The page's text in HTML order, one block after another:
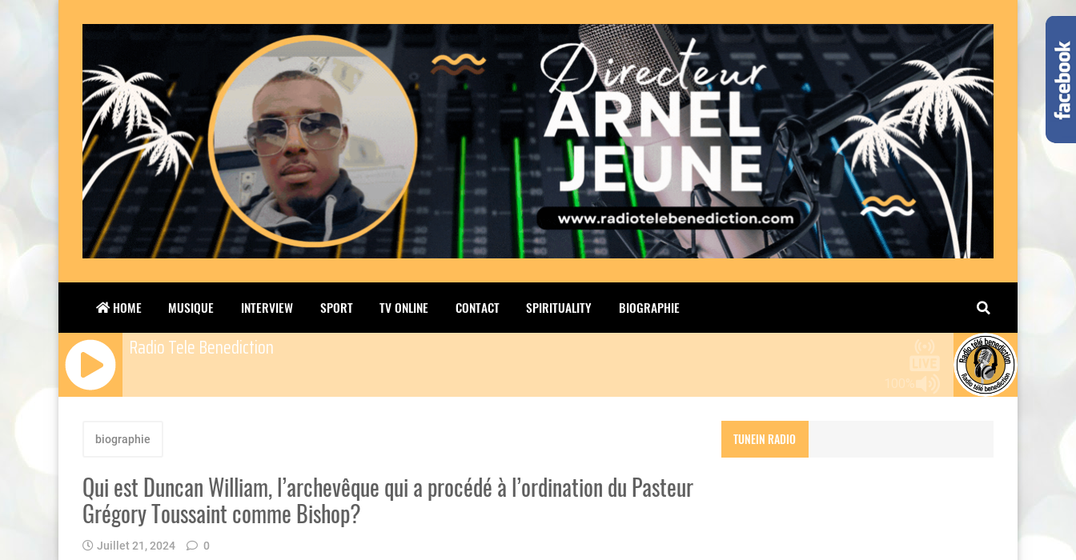
HOME MUSIQUE INTERVIEW SPORT TV ONLINE CONTACT SPIRITUALITY BIOGRAPHIE
100%
Radio Tele Benediction
biographie
Qui est Duncan William, l’archevêque qui a procédé à l’ordination du Pasteur
Grégory Toussaint comme Bishop?
Juillet 21, 2024 0
TUNEIN RADIO